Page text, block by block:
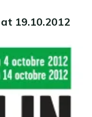
19.10.2012